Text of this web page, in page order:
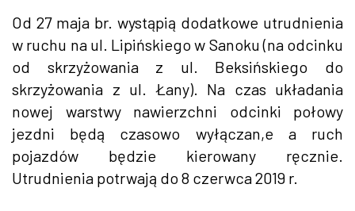
Od 27 maja br. wystąpią dodatkowe utrudnienia
w ruchu na ul. Lipińskiego w Sanoku (na odcinku
od skrzyżowania z ul. Beksińskiego do
skrzyżowania z ul. Łany). Na czas układania
nowej warstwy nawierzchni odcinki połowy
jezdni będą czasowo wyłączan,e a ruch
pojazdów będzie kierowany ręcznie.
Utrudnienia potrwają do 8 czerwca 2019 r.